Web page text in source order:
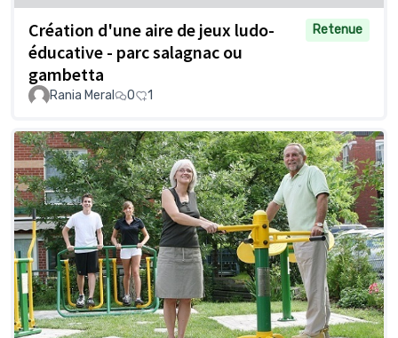
Création d'une aire de jeux ludo-
éducative - parc salagnac ou
gambetta
Retenue
Rania Meral 0 1